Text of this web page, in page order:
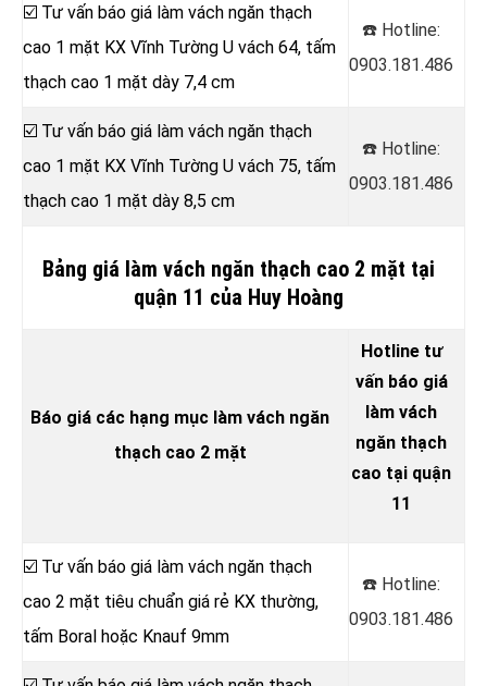
☑️ Tư vấn báo giá làm vách ngăn thạch
cao 1 mặt KX Vĩnh Tường U vách 64, tấm
thạch cao 1 mặt dày 7,4 cm
☎️ Hotline:
0903.181.486
☑️ Tư vấn báo giá làm vách ngăn thạch
cao 1 mặt KX Vĩnh Tường U vách 75, tấm
thạch cao 1 mặt dày 8,5 cm
☎️ Hotline:
0903.181.486
Bảng giá làm vách ngăn thạch cao 2 mặt tại
quận 11 của Huy Hoàng
Báo giá các hạng mục làm vách ngăn
thạch cao 2 mặt
Hotline tư
vấn báo giá
làm vách
ngăn thạch
cao tại quận
11
☑️ Tư vấn báo giá làm vách ngăn thạch
cao 2 mặt tiêu chuẩn giá rẻ KX thường,
tấm Boral hoặc Knauf 9mm
☎️ Hotline:
0903.181.486